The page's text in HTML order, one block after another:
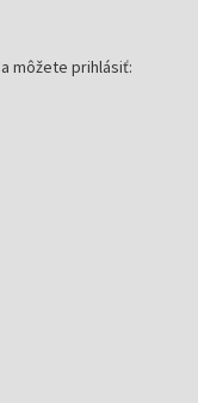
môžete prihlásiť: